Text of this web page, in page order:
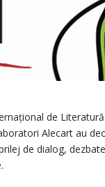
de
Alecart au
de dialog,